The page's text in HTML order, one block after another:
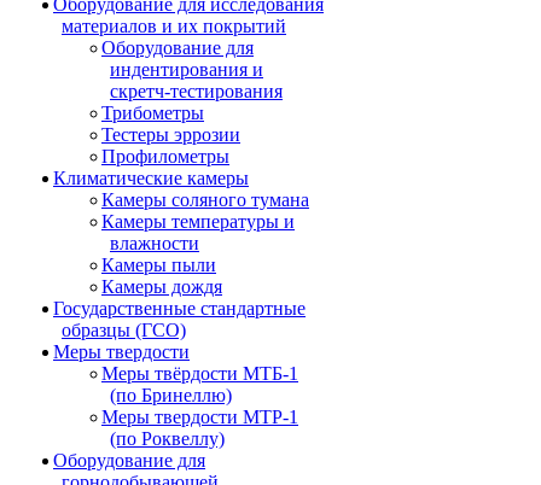
Оборудование для исследования
материалов и их покрытий
Оборудование для
индентирования и
скретч-тестирования
Трибометры
Тестеры эррозии
Профилометры
Климатические камеры
Камеры соляного тумана
Камеры температуры и
влажности
Камеры пыли
Камеры дождя
Государственные стандартные
образцы (ГСО)
Меры твердости
Меры твёрдости МТБ-1
(по Бринеллю)
Меры твердости МТР-1
(по Роквеллу)
Оборудование для